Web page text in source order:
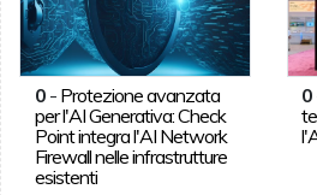
0- Protezione avanzata
per l'AI Generativa: Check
Point integra l'AI Network
Firewall nelle infrastrutture
esistenti
0